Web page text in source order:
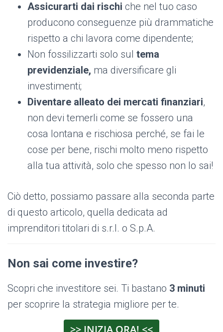
Assicurarti dai rischi che nel tuo caso
producono conseguenze più drammatiche
rispetto a chi lavora come dipendente;
Non fossilizzarti solo sul tema
previdenziale, ma diversificare gli
investimenti;
Diventare alleato dei mercati finanziari,
non devi temerli come se fossero una
cosa lontana e rischiosa perché, se fai le
cose per bene, rischi molto meno rispetto
alla tua attività, solo che spesso non lo sai!
Ciò detto, possiamo passare alla seconda parte
di questo articolo, quella dedicata ad
imprenditori titolari di s.r.l. o S.p.A.
Non sai come investire?
Scopri che investitore sei. Ti bastano 3 minuti
per scoprire la strategia migliore per te.